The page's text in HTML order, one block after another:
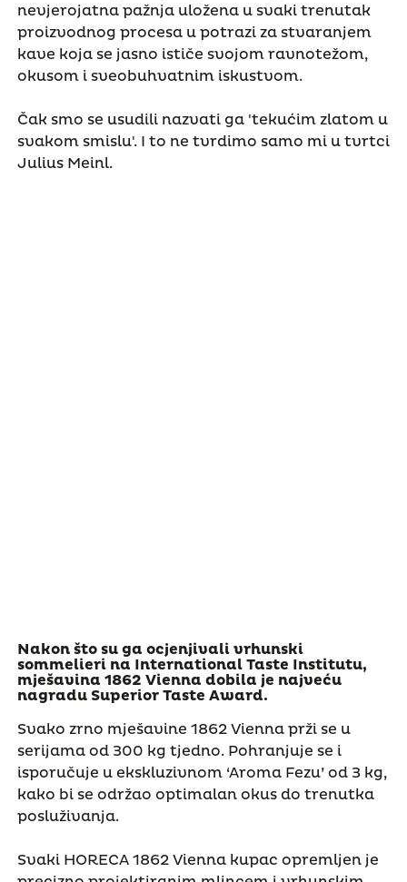
nevjerojatna pažnja uložena u svaki trenutak
proizvodnog procesa u potrazi za stvaranjem
kave koja se jasno ističe svojom ravnotežom,
okusom i sveobuhvatnim iskustvom.
Čak smo se usudili nazvati ga 'tekućim zlatom u
svakom smislu'. I to ne tvrdimo samo mi u tvrtci
Julius Meinl.
Nakon što su ga ocjenjivali vrhunski
sommelieri na International Taste Institutu,
mješavina 1862 Vienna dobila je najveću
nagradu Superior Taste Award.
Svako zrno mješavine 1862 Vienna prži se u
serijama od 300 kg tjedno. Pohranjuje se i
isporučuje u ekskluzivnom ‘Aroma Fezu’ od 3 kg,
kako bi se održao optimalan okus do trenutka
posluživanja.
Svaki HORECA 1862 Vienna kupac opremljen je